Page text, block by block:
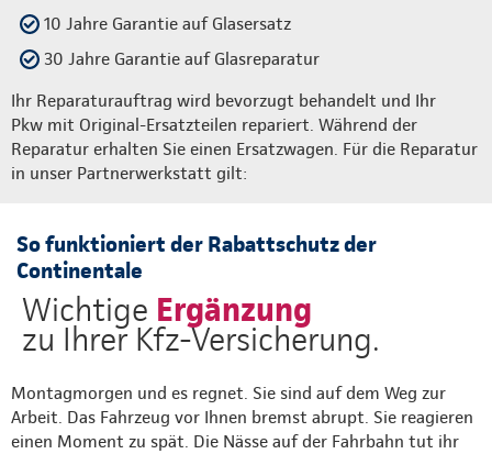
10 Jahre Garantie auf Glasersatz
30 Jahre Garantie auf Glasreparatur
Ihr Reparaturauftrag wird bevorzugt behandelt und Ihr
Pkw mit Original-Ersatzteilen repariert. Während der
Reparatur erhalten Sie einen Ersatzwagen. Für die Reparatur
in unser Partnerwerkstatt gilt:
So funktioniert der Rabattschutz der
Continentale
Wichtige Ergänzung
zu Ihrer Kfz-Versicherung.
Montagmorgen und es regnet. Sie sind auf dem Weg zur
Arbeit. Das Fahrzeug vor Ihnen bremst abrupt. Sie reagieren
einen Moment zu spät. Die Nässe auf der Fahrbahn tut ihr